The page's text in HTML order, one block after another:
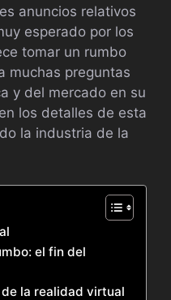
anuncios relativos
esperado por los
tomar un rumbo
muchas preguntas
y del mercado en su
los detalles de esta
la industria de la
el fin del
la realidad virtual